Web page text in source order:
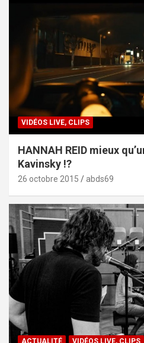
VIDÉOS LIVE, CLIPS
HANNAH REID mieux
Kavinsky !?
26 octobre 2015 abds69
ACTUALITÉ VIDÉOS LIVE, CLIPS